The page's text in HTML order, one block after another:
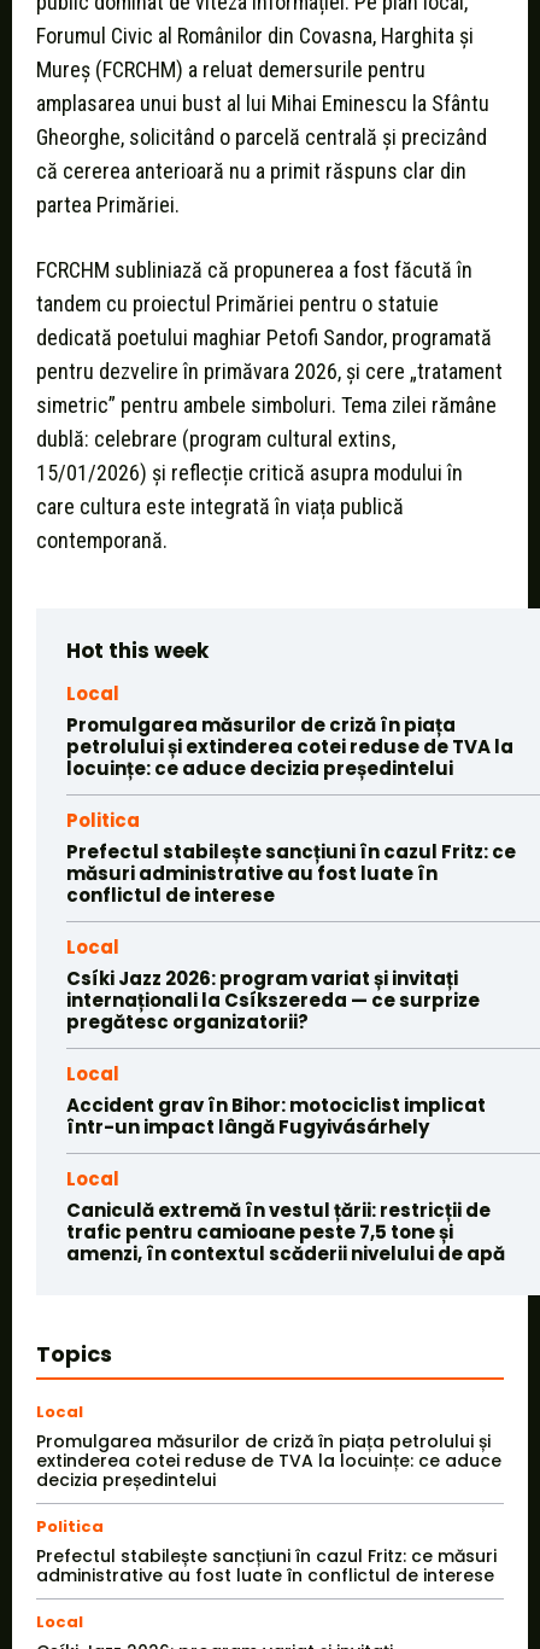
Forumul Civic al Românilor din Covasna, Harghita și
Mureș (FCRCHM) a reluat demersurile pentru
amplasarea unui bust al lui Mihai Eminescu la Sfântu
Gheorghe, solicitând o parcelă centrală și precizând
că cererea anterioară nu a primit răspuns clar din
partea Primăriei.
FCRCHM subliniază că propunerea a fost făcută în
tandem cu proiectul Primăriei pentru o statuie
dedicată poetului maghiar Petofi Sandor, programată
pentru dezvelire în primăvara 2026, și cere „tratament
simetric” pentru ambele simboluri. Tema zilei rămâne
dublă: celebrare (program cultural extins,
15/01/2026) și reflecție critică asupra modului în
care cultura este integrată în viața publică
contemporană.
Hot this week
Local
Promulgarea măsurilor de criză în piața
petrolului și extinderea cotei reduse de TVA la
locuințe: ce aduce decizia președintelui
Politica
Prefectul stabilește sancțiuni în cazul Fritz: ce
măsuri administrative au fost luate în
conflictul de interese
Local
Csíki Jazz 2026: program variat și invitați
internaționali la Csíkszereda — ce surprize
pregătesc organizatorii?
Local
Accident grav în Bihor: motociclist implicat
într-un impact lângă Fugyivásárhely
Local
Caniculă extremă în vestul țării: restricții de
trafic pentru camioane peste 7,5 tone și
amenzi, în contextul scăderii nivelului de apă
Topics
Local
Promulgarea măsurilor de criză în piața petrolului și
extinderea cotei reduse de TVA la locuințe: ce aduce
decizia președintelui
Politica
Prefectul stabilește sancțiuni în cazul Fritz: ce măsuri
administrative au fost luate în conflictul de interese
Local